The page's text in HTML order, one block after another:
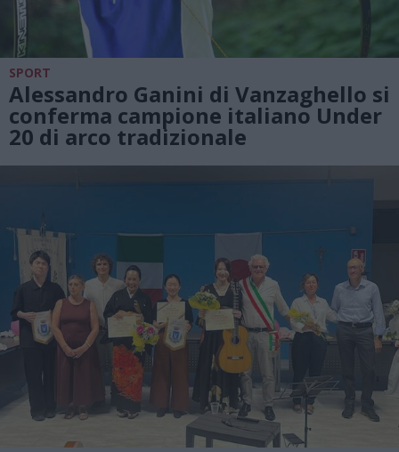
SPORT
Alessandro Ganini di Vanzaghello si
conferma campione italiano Under
20 di arco tradizionale